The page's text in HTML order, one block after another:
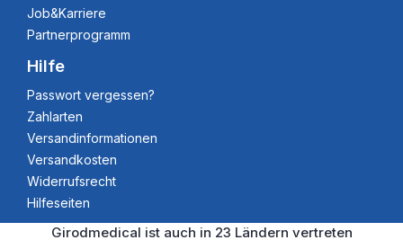
Job&Karriere
Partnerprogramm
Hilfe
Passwort vergessen?
Zahlarten
Versandinformationen
Versandkosten
Widerrufsrecht
Hilfeseiten
Girodmedical ist auch in 23 Ländern vertreten